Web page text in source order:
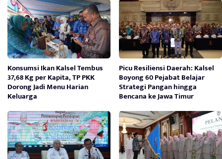
Konsumsi Ikan Kalsel Tembus
37,68 Kg per Kapita, TP PKK
Dorong Jadi Menu Harian
Keluarga
Picu Resiliensi Daerah: Kalsel
Boyong 60 Pejabat Belajar
Strategi Pangan hingga
Bencana ke Jawa Timur